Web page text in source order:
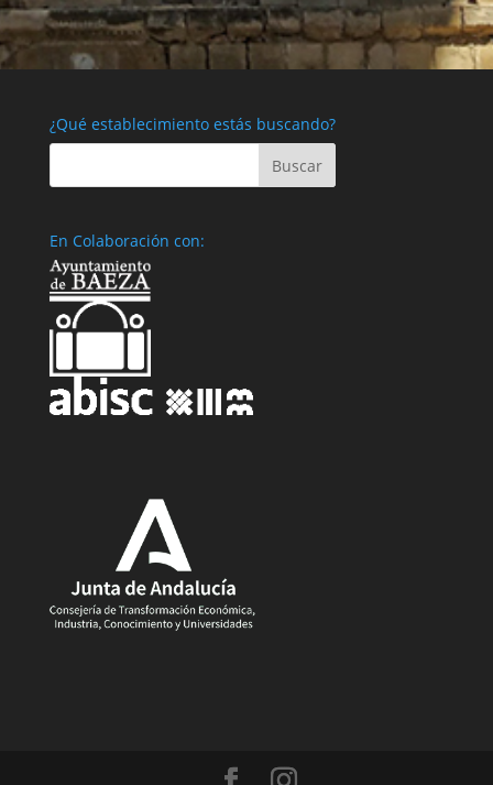
¿Qué establecimiento estás buscando?
En Colaboración con: